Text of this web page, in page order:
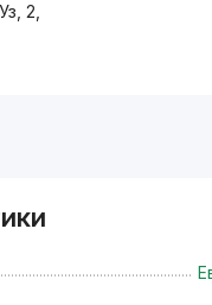
2,